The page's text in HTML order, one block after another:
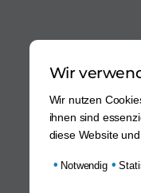
Wir
Wir nutzen
ihnen sind
diese Website
• Notwendig •